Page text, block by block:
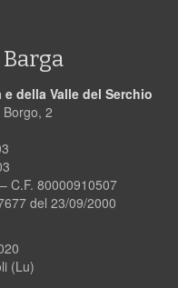
della Valle del Serchio
2
C.F. 80000910507
del 23/09/2000
(Lu)